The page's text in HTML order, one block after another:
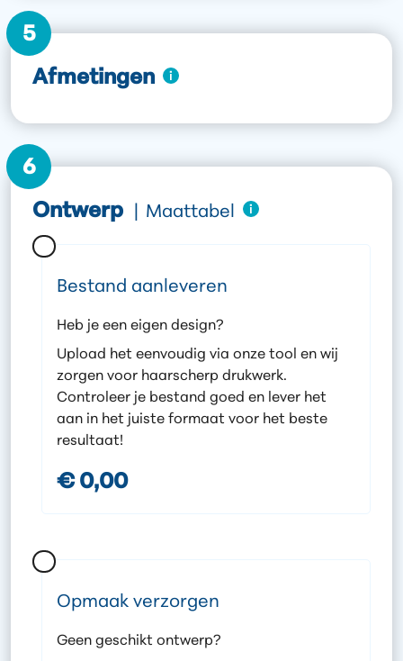
5
Afmetingen
6
Ontwerp
Maattabel
Bestand aanleveren
Heb je een eigen design?
Upload het eenvoudig via onze tool en wij
zorgen voor haarscherp drukwerk.
Controleer je bestand goed en lever het
aan in het juiste formaat voor het beste
resultaat!
€ 0,00
Opmaak verzorgen
Geen geschikt ontwerp?